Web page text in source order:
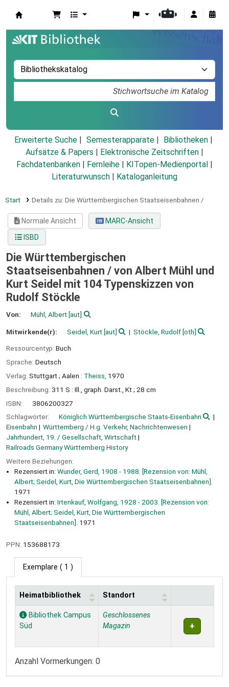
Erweiterte Suche Semesterapparate
Bibliotheken
Aufsätze & Papers
Elektronische Zeitschriften
Fachdatenbanken
Fernleihe KITopen-Medienportal
Literaturwunsch
Kataloganleitung
Start Details zu: Die Württembergischen Staatseisenbahnen /
Normale Ansicht
MARC-Ansicht
ISBD
Die Württembergischen
Staatseisenbahnen / von Albert Mühl und
Kurt Seidel mit 104 Typenskizzen von
Rudolf Stöckle
Von: Mühl, Albert[aut]
Mitwirkende(r): Seidel, Kurt[aut] Stöckle, Rudolf[oth]
Ressourcentyp: Buch
Sprache: Deutsch
Verlag: Stuttgart ; Aalen : Theiss, 1970
Beschreibung: 311 S : Ill., graph. Darst., Kt ; 28 cm
ISBN:
3806200327
Schlagwörter:
Königlich Württembergische Staats-Eisenbahn
Eisenbahn
Württemberg / H.g. Verkehr, Nachrichtenwesen
Jahrhundert, 19. / Gesellschaft, Wirtschaft
Railroads Germany Württemberg History
Weitere Beziehungen:
Rezensiert in: Wunder, Gerd, 1908 - 1988. [Rezension von: Mühl,
Albert; Seidel, Kurt, Die Württembergischen Staatseisenbahnen].
1971
Rezensiert in: Irtenkauf, Wolfgang, 1928 - 2003. [Rezension von:
Mühl, Albert; Seidel, Kurt, Die Württembergischen
Staatseisenbahnen]. 1971
PPN: 153688173
Exemplare ( 1 )
Exemplare
Heimatbibliothek Standort
Bibliothek Campus
Süd
Geschlossenes
Magazin
Anzahl Vormerkungen: 0